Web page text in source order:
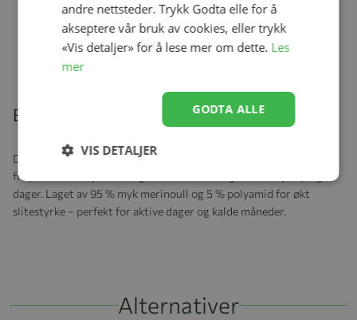
Joha Ullsokker, Navy
kr 129,00
Beskrivelse
Deilig og lun overdel i en ekstra tykk og god ribbestrikket kvalitet
fra Joha. Den høye halsen gir ekstra varme og komfort på kjølige
dager. Laget av 95 % myk merinoull og 5 % polyamid for økt
slitestyrke – perfekt for aktive dager og kalde måneder.
Alternativer
andre nettsteder. Trykk Godta elle for å
akseptere vår bruk av cookies, eller trykk
«Vis detaljer» for å lese mer om dette. Les
mer
GODTA ALLE
VIS DETALJER